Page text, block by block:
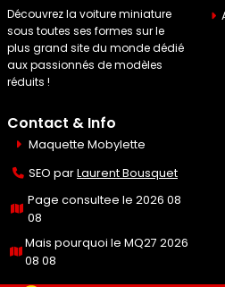
Découvrez la voiture miniature
sous toutes ses formes sur le
plus grand site du monde dédié
aux passionnés de modèles
réduits !
Contact & Info
Maquette Mobylette
SEO parLaurent Bousquet
Page consultee le 2026 08
08
Mais pourquoi le MQ27 2026
08 08